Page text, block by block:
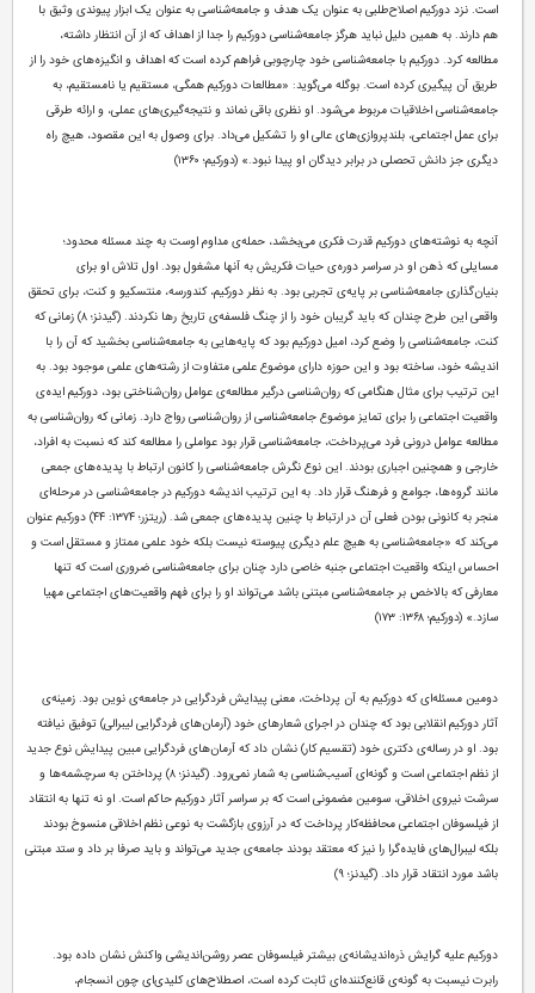
است. نزد دورکیم اصلاح‌طلبی به عنوان یک هدف و جامعه‌شناسی به عنوان یک ابزار پیوندی وثیق با
هم دارند. به همین دلیل نباید هرگز جامعه‌شناسی دورکیم را جدا از اهداف که از آن انتظار داشته،
مطالعه کرد. دورکیم با جامعه‌شناسی خود چارچوبی فراهم کرده است که اهداف و انگیزه‌های خود را از
طریق آن پیگیری کرده است. بوگله می‌گوید: «مطالعات دورکیم همگی، مستقیم یا نامستقیم، به
جامعه‌شناسی اخلاقیات مربوط می‌شود. او نظری باقی نماند و نتیجه‌گیری‌های عملی، و ارائه طرقی
برای عمل اجتماعی، بلندپروازی‌های عالی او را تشکیل می‌داد. برای وصول به این مقصود، هیچ راه
دیگری جز دانش تحصلی در برابر دیدگان او پیدا نبود.» (دورکیم؛ ۱۳۶۰)
آنچه به نوشته‌های دورکیم قدرت فکری می‌بخشد، حمله‌ی مداوم اوست به چند مسئله محدود؛
مسایلی که ذهن او در سراسر دوره‌ی حیات فکریش به آنها مشغول بود. اول تلاش او برای
بنیان‌گذاری جامعه‌شناسی بر پایه‌ی تجربی بود. به نظر دورکیم، کندورسه، منتسکیو و کنت، برای تحقق
واقعی این طرح چندان که باید گریبان خود را از چنگ فلسفه‌ی تاریخ رها نکردند. (گیدنز؛ ۸) زمانی که
کنت، جامعه‌شناسی را وضع کرد، امیل دورکیم بود که پایه‌هایی به جامعه‌شناسی بخشید که آن را با
اندیشه خود، ساخته بود و این حوزه دارای موضوع علمی متفاوت از رشته‌های علمی موجود بود. به
این ترتیب برای مثال هنگامی که روان‌شناسی درگیر مطالعه‌ی عوامل روان‌شناختی بود، دورکیم ایده‌ی
واقعیت اجتماعی را برای تمایز موضوع جامعه‌شناسی از روان‌شناسی رواج دارد. زمانی که روان‌شناسی به
مطالعه عوامل درونی فرد می‌پرداخت، جامعه‌شناسی قرار بود عواملی را مطالعه کند که نسبت به افراد،
خارجی و همچنین اجباری بودند. این نوع نگرش جامعه‌شناسی را کانون ارتباط با پدید‌ه‌های جمعی
مانند گروه‌ها، جوامع و فرهنگ قرار داد. به این ترتیب اندیشه دورکیم در جامعه‌شناسی در مرحله‌ای
منجر به کانونی بودن فعلی آن در ارتباط با چنین پدیده‌های جمعی شد. (ریتزر؛ ۱۳۷۴: ۴۴) دورکیم عنوان
می‌کند که «جامعه‌شناسی به هیچ علم دیگری پیوسته نیست بلکه خود علمی ممتاز و مستقل است و
احساس اینکه واقعیت اجتماعی جنبه خاصی دارد چنان برای جامعه‌شناسی ضروری است که تنها
معارفی که بالاخص بر جامعه‌شناسی مبتنی باشد می‌تواند او را برای فهم واقعیت‌های اجتماعی مهیا
سازد.» (دورکیم؛ ۱۳۶۸: ۱۷۳)
دومین مسئله‌ای که دورکیم به آن پرداخت، معنی پیدایش فردگرایی در جامعه‌ی نوین بود. زمینه‌ی
آثار دورکیم انقلابی بود که چندان در اجرای شعارهای خود (آرمان‌های فردگرایی لیبرالی) توفیق نیافته
بود. او در رساله‌ی دکتری خود (تقسیم کار) نشان داد که آرمان‌های فردگرایی مبین پیدایش نوع جدید
از نظم اجتماعی است و گونه‌ای آسیب‌شناسی به شمار نمی‌رود. (گیدنز؛ ۸) پرداختن به سرچشمه‌ها و
سرشت نیروی اخلاقی، سومین مضمونی است که بر سراسر آثار دورکیم حاکم است. او نه تنها به انتقاد
از فیلسوفان اجتماعی محافظه‌کار پرداخت که در آرزوی بازگشت به نوعی نظم اخلاقی منسوخ بودند
بلکه لیبرال‌های فایده‌گرا را نیز که معتقد بودند جامعه‌ی جدید می‌تواند و باید صرفا بر داد و ستد مبتنی
باشد مورد انتقاد قرار داد. (گیدنز؛ ۹)
دورکیم علیه گرایش ذره‌اندیشانه‌ی بیشتر فیلسوفان عصر روشن‌اندیشی واکنش نشان داده بود.
رابرت نیسبت به گونه‌ی قانع‌کننده‌ای ثابت کرده است، اصطلاح‌های کلیدی‌ای چون انسجام،